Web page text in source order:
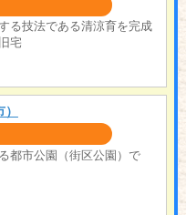
る技法である清涼育を完成
宅
都市公園（街区公園）で